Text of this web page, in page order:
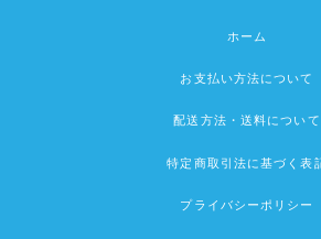
ホーム
お支払い方法について
配送方法・送料について
特定商取引法に基づく表
プライバシーポリシー